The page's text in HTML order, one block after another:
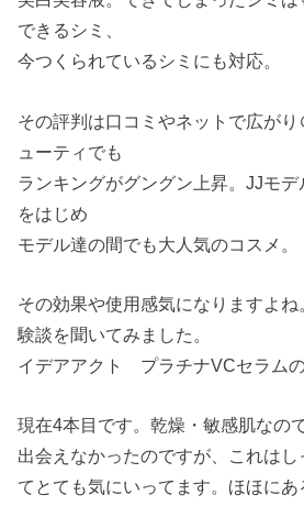
できるシミ、
今つくられているシミにも対応。
その評判は口コミやネットで広が
ューティでも
ランキングがグングン上昇。JJモデ
をはじめ
モデル達の間でも大人気のコスメ。
その効果や使用感気になりますよ
験談を聞いてみました。
イデアアクト プラチナVCセラ
現在4本目です。乾燥・敏感肌なの
出会えなかったのですが、これは
てとても気にいってます。ほほに